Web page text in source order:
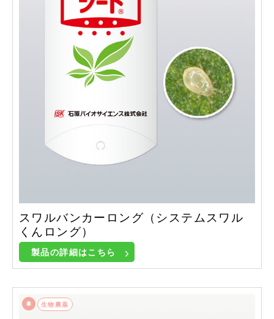
スワルバンカーロング（システムスワル
くんロング）
製品の詳細はこちら
生物農薬